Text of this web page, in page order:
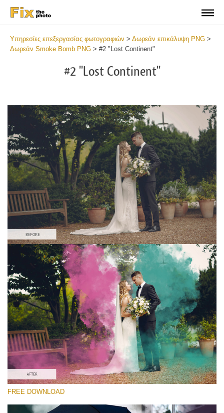
Υπηρεσίες επεξεργασίας φωτογραφιών > Δωρεάν επικάλυψη PNG >
Δωρεάν Smoke Bomb PNG > #2 "Lost Continent"
#2 "Lost Continent"
Please select
Free PNG Overlay #2
Small 800*533px
Smoke Bomb
(110 Overlays)
Large 6000*4000px
4 Seasons (411 Overlays)
Large 6000*4000px
Entire Collection
FREE DOWNLOAD